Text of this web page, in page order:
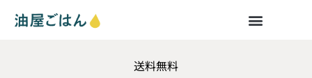
送料無料